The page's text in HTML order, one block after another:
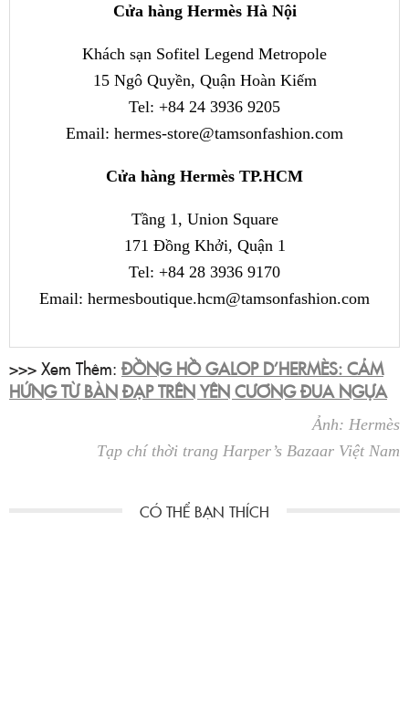
Cửa hàng Hermès Hà Nội
Khách sạn Sofitel Legend Metropole
15 Ngô Quyền, Quận Hoàn Kiếm
Tel: +84 24 3936 9205
Email: hermes-store@tamsonfashion.com
Cửa hàng Hermès TP.HCM
Tầng 1, Union Square
171 Đồng Khởi, Quận 1
Tel: +84 28 3936 9170
Email: hermesboutique.hcm@tamsonfashion.com
>>> Xem Thêm: ĐỒNG HỒ GALOP D’HERMÈS: CẢM
HỨNG TỪ BÀN ĐẠP TRÊN YÊN CƯƠNG ĐUA NGỰA
Ảnh: Hermès
Tạp chí thời trang Harper’s Bazaar Việt Nam